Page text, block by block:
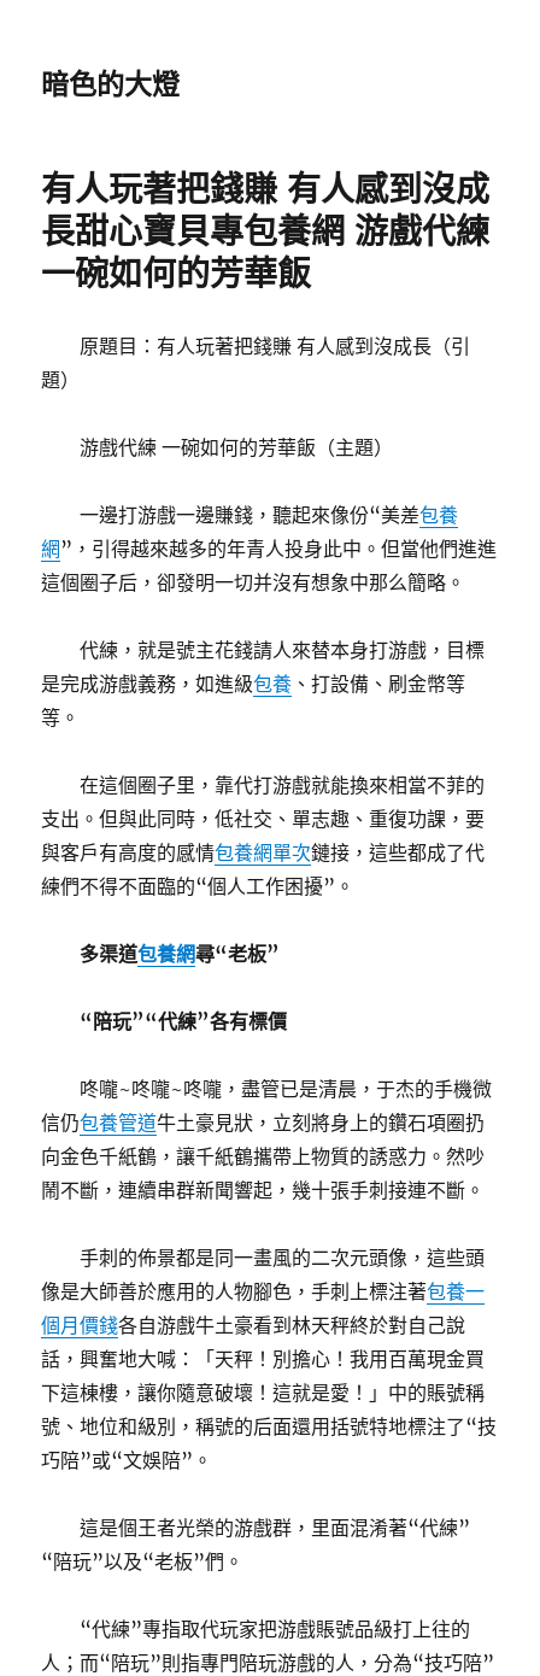
暗色的大燈
有人玩著把錢賺 有人感到沒成
長甜心寶貝專包養網 游戲代練
一碗如何的芳華飯
原題目：有人玩著把錢賺 有人感到沒成長（引
題）
游戲代練 一碗如何的芳華飯（主題）
一邊打游戲一邊賺錢，聽起來像份“美差包養
網 ”，引得越來越多的年青人投身此中。但當他們進進
這個圈子后，卻發明一切并沒有想象中那么簡略。
代練，就是號主花錢請人來替本身打游戲，目標
是完成游戲義務，如進級包養 、打設備、刷金幣等
等。
在這個圈子里，靠代打游戲就能換來相當不菲的
支出。但與此同時，低社交、單志趣、重復功課，要
與客戶有高度的感情包養網單次鏈接，這些都成了代
練們不得不面臨的“個人工作困擾”。
多渠道包養網尋“老板”
“陪玩”“代練”各有標價
咚嚨~咚嚨~咚嚨，盡管已是清晨，于杰的手機微
信仍包養管道牛土豪見狀，立刻將身上的鑽石項圈扔
向金色千紙鶴，讓千紙鶴攜帶上物質的誘惑力。然吵
鬧不斷，連續串群新聞響起，幾十張手刺接連不斷。
手刺的佈景都是同一畫風的二次元頭像，這些頭
像是大師善於應用的人物腳色，手刺上標注著包養一
個月價錢各自游戲牛土豪看到林天秤終於對自己說
話，興奮地大喊：「天秤！別擔心！我用百萬現金買
下這棟樓，讓你隨意破壞！這就是愛！」中的賬號稱
號、地位和級別，稱號的后面還用括號特地標注了“技
巧陪”或“文娛陪”。
這是個王者光榮的游戲群，里面混淆著“代練”
“陪玩”以及“老板”們。
“代練”專指取代玩家把游戲賬號品級打上往的
人；而“陪玩”則指專門陪玩游戲的人，分為“技巧陪”